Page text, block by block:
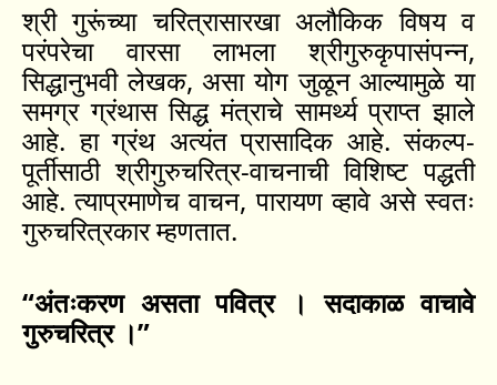
श्री गुरूंच्या चरित्रासारखा अलौकिक विषय व
परंपरेचा वारसा लाभला श्रीगुरुकृपासंपन्न,
सिद्धानुभवी लेखक, असा योग जुळून आल्यामुळे या
समग्र ग्रंथास सिद्ध मंत्राचे सामर्थ्य प्राप्त झाले
आहे. हा ग्रंथ अत्यंत प्रासादिक आहे. संकल्प-
पूर्तीसाठी श्रीगुरुचरित्र-वाचनाची विशिष्ट पद्धती
आहे. त्याप्रमाणेच वाचन, पारायण व्हावे असे स्वतः
गुरुचरित्रकार म्हणतात.
“अंतःकरण असता पवित्र । सदाकाळ वाचावे
गुरुचरित्र ।”